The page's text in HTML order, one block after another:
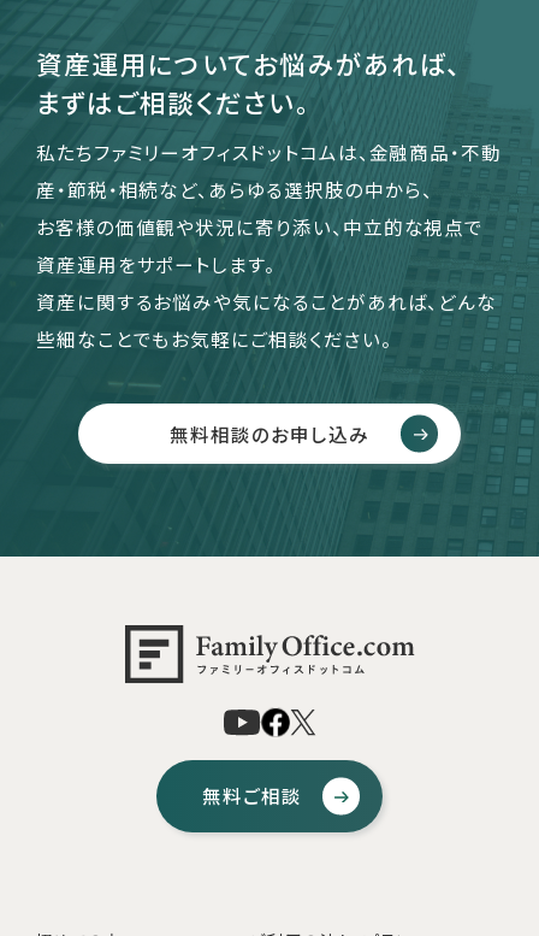
メールマガジン登録
よくある質問
資産運用についてお悩みがあれば、
まずはご相談ください。
私たちファミリーオフィスドットコムは、金融商品・不動
産・節税・相続など、あらゆる選択肢の中から、
お客様の価値観や状況に寄り添い、中立的な視点で
資産運用をサポートします。
資産に関するお悩みや気になることがあれば、どんな
些細なことでもお気軽にご相談ください。
無料相談のお申し込み
無料ご相談